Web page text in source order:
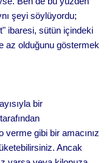
şeyi söylüyordu;
ibaresi, sütün içindeki
az olduğunu göstermek
bir
verme gibi bir amacınız
Ancak